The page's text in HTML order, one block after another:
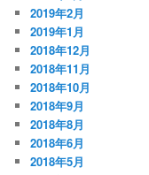
2019年2月
2019年1月
2018年12月
2018年11月
2018年10月
2018年9月
2018年8月
2018年6月
2018年5月